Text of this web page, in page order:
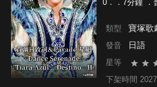
0．．7分鐘 ．
類型 寶塚歌
發音 日語
星等
下架時間